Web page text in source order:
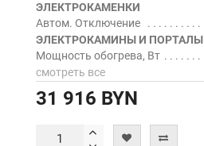
ЭЛЕКТРОКАМЕНКИ
Автом. Отключение
ЭЛЕКТРОКАМИНЫ И ПОРТАЛЫ
Мощность обогрева, Вт
смотреть все
31 916 BYN